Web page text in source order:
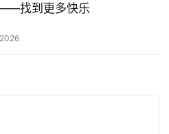
找到更多快乐